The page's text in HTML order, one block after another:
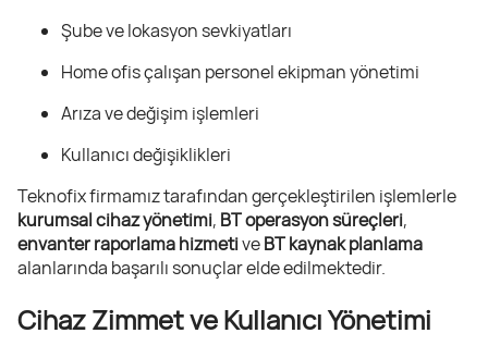
Şube ve lokasyon sevkiyatları
Home ofis çalışan personel ekipman yönetimi
Arıza ve değişim işlemleri
Kullanıcı değişiklikleri
Teknofix firmamız tarafından gerçekleştirilen işlemlerle
kurumsal cihaz yönetimi, BT operasyon süreçleri,
envanter raporlama hizmetiveBT kaynak planlama
alanlarında başarılı sonuçlar elde edilmektedir.
Cihaz Zimmet ve Kullanıcı Yönetimi